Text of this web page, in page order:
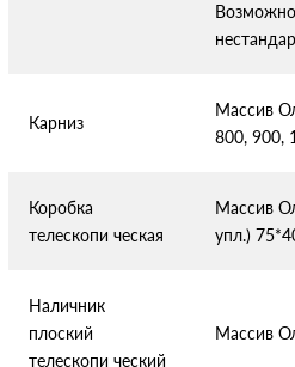
Возможно
Карниз
Массив
800, 900,
Коробка
телескопи ческая
Массив
упл.)
Наличник
плоский
телескопи ческий
Массив